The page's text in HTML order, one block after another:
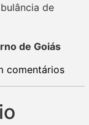
de
de Goiás
comentários